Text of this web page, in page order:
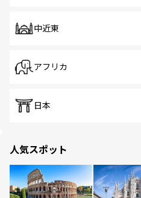
中近東
アフリカ
日本
人気スポット